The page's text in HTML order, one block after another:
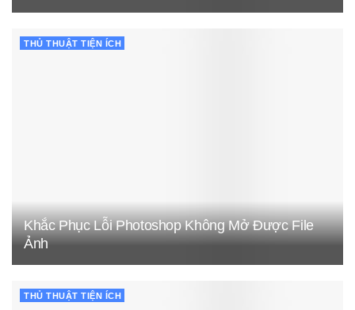
THỦ THUẬT TIỆN ÍCH
Khắc Phục Lỗi Photoshop Không Mở Được File
Ảnh
THỦ THUẬT TIỆN ÍCH